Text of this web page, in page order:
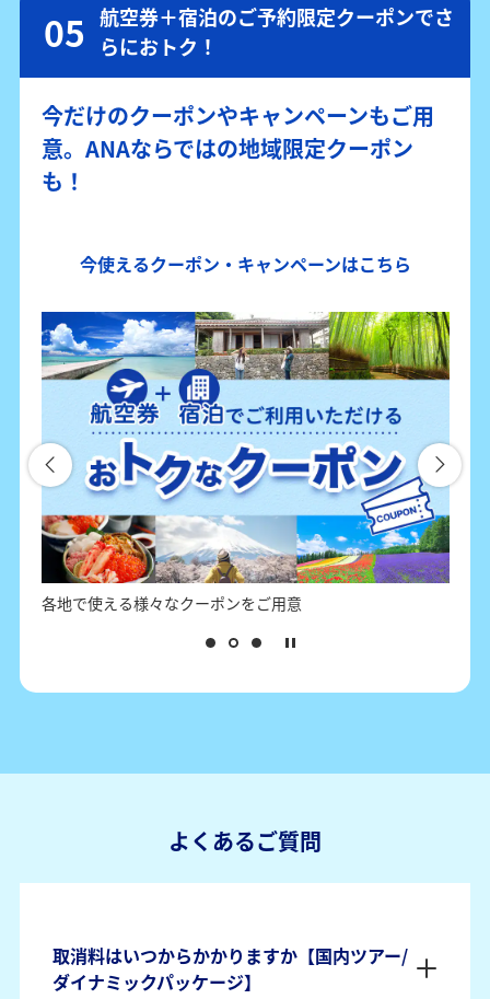
航空券＋宿泊のご予約限定クーポンでさ
らにおトク！
今だけのクーポンやキャンペーンもご用
意。ANAならではの地域限定クーポン
も！
今使えるクーポン・キャンペーンはこちら
日本各地の観光情報とクーポン情報
よくあるご質問
取消料はいつからかかりますか【国内ツアー/
ダイナミックパッケージ】